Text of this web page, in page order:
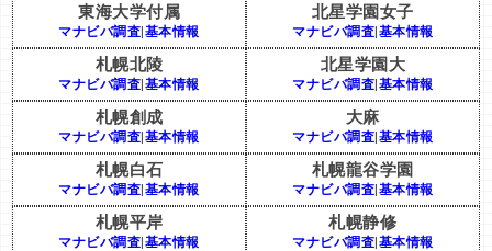
東海大学付属
マナビバ調査 基本情報
北星学園女子
マナビバ調査 基本情報
札幌北陵
マナビバ調査 基本情報
北星学園大
マナビバ調査 基本情報
札幌創成
マナビバ調査 基本情報
大麻
マナビバ調査 基本情報
札幌白石
マナビバ調査 基本情報
札幌龍谷学園
マナビバ調査 基本情報
札幌平岸
マナビバ調査 基本情報
札幌静修
マナビバ調査 基本情報